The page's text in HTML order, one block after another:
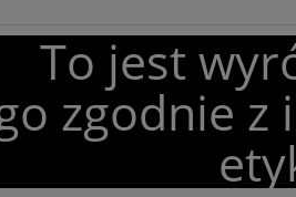
To jest
zgodnie